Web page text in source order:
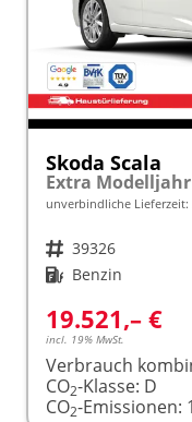
Skoda Scala
unverbindliche
Fahrzeugnr. 39326
Kraftstoff Benzin
19.521,– €
incl. 19% MwSt.
Verbrauch
CO2-Klasse: D
CO2-Emissionen: